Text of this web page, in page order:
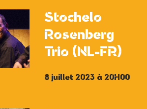
Stochelo
Rosenberg
Trio (NL-FR)
8 juillet 2023 à 20H00